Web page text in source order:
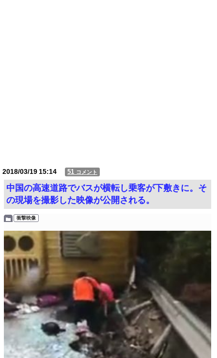
2018/03/1915:14 51 コメント
中国の高速道路でバスが横転し乗客が下敷きに。そ
の現場を撮影した映像が公開される。
衝撃映像